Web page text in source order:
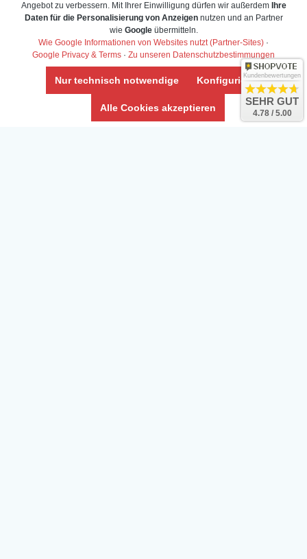
Angebot zu verbessern. Mit Ihrer Einwilligung dürfen wir außerdem Ihre
Daten für die Personalisierung von Anzeigennutzen und an Partner
wie Googleübermitteln.
Wie Google Informationen von Websites nutzt (Partner-Sites) ·
Google Privacy & Terms · Zu unseren Datenschutzbestimmungen
Nur technisch notwendige Konfigurieren
Alle Cookies akzeptieren
Kundenbewertungen
SEHR GUT
4.78 / 5.00